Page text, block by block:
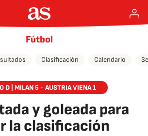
Fútbol
Clasificación Calendario
D | MILAN 5 - AUSTRIA VIENA 1
y goleada para
la clasificación